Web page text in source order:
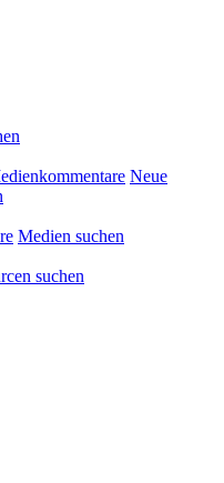
Neue
Medien suchen
suchen